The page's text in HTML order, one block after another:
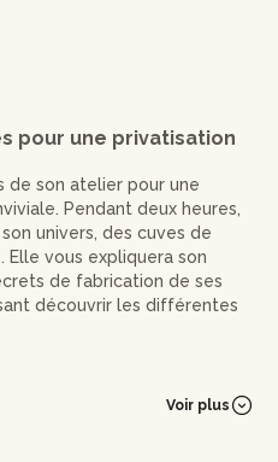
pour une privatisation
de son atelier pour une
Pendant deux heures,
univers, des cuves de
Elle vous expliquera son
de fabrication de ses
découvrir les différentes
sa gamme, avec huit bières
Voir plus